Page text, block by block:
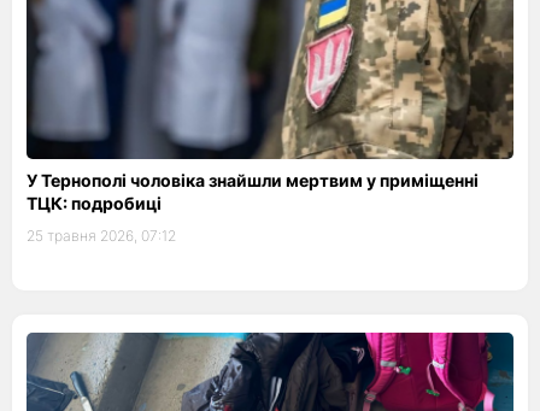
У Тернополі чоловіка знайшли мертвим у приміщенні
ТЦК: подробиці
25 травня 2026, 07:12